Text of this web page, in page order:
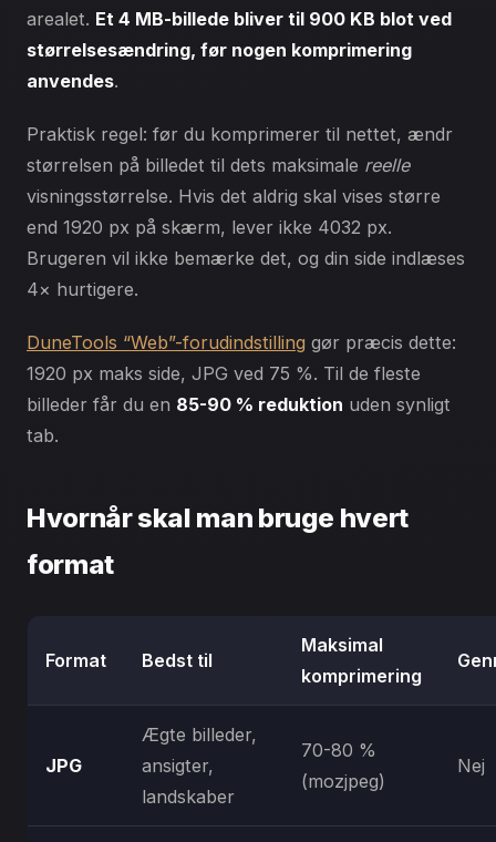
arealet. Et 4 MB-billede bliver til 900 KB blot ved
størrelsesændring, før nogen komprimering
anvendes.
Praktisk regel: før du komprimerer til nettet, ændr
størrelsen på billedet til dets maksimale reelle
visningsstørrelse. Hvis det aldrig skal vises større
end 1920 px på skærm, lever ikke 4032 px.
Brugeren vil ikke bemærke det, og din side indlæses
4× hurtigere.
DuneTools “Web”-forudindstilling gør præcis dette:
1920 px maks side, JPG ved 75 %. Til de fleste
billeder får du en 85-90 % reduktion uden synligt
tab.
Hvornår skal man bruge hvert
format
Format Bedst til
Maksimal
komprimering
JPG
Ægte billeder,
ansigter,
landskaber
70-80 %
(mozjpeg)
Nej